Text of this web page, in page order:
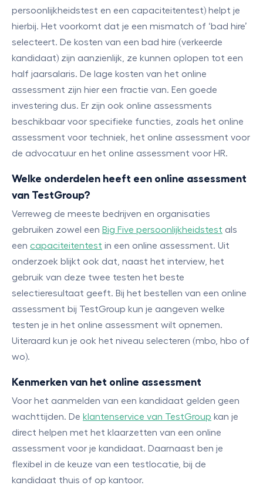
persoonlijkheidstest en een capaciteitentest) helpt je
hierbij. Het voorkomt dat je een mismatch of ‘bad hire’
selecteert. De kosten van een bad hire (verkeerde
kandidaat) zijn aanzienlijk, ze kunnen oplopen tot een
half jaarsalaris. De lage kosten van het online
assessment zijn hier een fractie van. Een goede
investering dus. Er zijn ook online assessments
beschikbaar voor specifieke functies, zoals het online
assessment voor techniek, het online assessment voor
de advocatuur en het online assessment voor HR.
Welke onderdelen heeft een online assessment
van TestGroup?
Verreweg de meeste bedrijven en organisaties
gebruiken zowel een Big Five persoonlijkheidstest als
een capaciteitentest in een online assessment. Uit
onderzoek blijkt ook dat, naast het interview, het
gebruik van deze twee testen het beste
selectieresultaat geeft. Bij het bestellen van een online
assessment bij TestGroup kun je aangeven welke
testen je in het online assessment wilt opnemen.
Uiteraard kun je ook het niveau selecteren (mbo, hbo of
wo).
Kenmerken van het online assessment
Voor het aanmelden van een kandidaat gelden geen
wachttijden. De klantenservice van TestGroup kan je
direct helpen met het klaarzetten van een online
assessment voor je kandidaat. Daarnaast ben je
flexibel in de keuze van een testlocatie, bij de
kandidaat thuis of op kantoor.